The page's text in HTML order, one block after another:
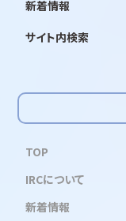
新着情報
サイト内検索
TOP
IRCについて
新着情報